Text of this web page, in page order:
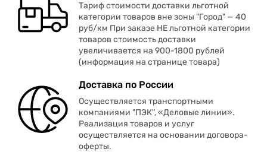
Тариф стоимости доставки льготной
категории товаров вне зоны "Город" — 40
руб/км При заказе НЕ льготной категории
товаров стоимость доставки
увеличивается на 900-1800 рублей
(информация на странице товара)
Доставка по России
Осуществляется транспортными
компаниями "ПЭК", «Деловые линии».
Реализация товаров и услуг
осуществляется на основании договора-
оферты.